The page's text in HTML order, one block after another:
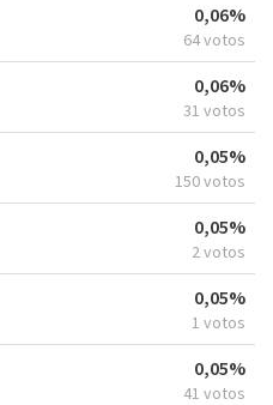
0,06%
64 votos
0,06%
31 votos
0,05%
150 votos
0,05%
2 votos
0,05%
1 votos
0,05%
41 votos